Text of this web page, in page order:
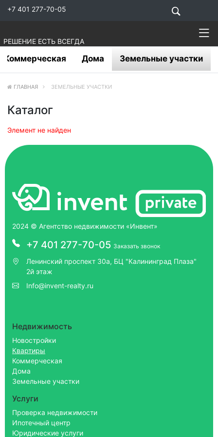
+7 401 277-70-05
РЕШЕНИЕ ЕСТЬ ВСЕГДА
Коммерческая Дома Земельные участки
ГЛАВНАЯ ЗЕМЕЛЬНЫЕ УЧАСТКИ
Каталог
Элемент не найден
2024 © Агентство недвижимости «Инвент»
+7 401 277-70-05 Заказать звонок
Ленинский проспект 30а, БЦ "Калининград Плаза"
2й этаж
Info@invent-realty.ru
Недвижимость
Новостройки
Квартиры
Коммерческая
Дома
Земельные участки
Услуги
Проверка недвижимости
Ипотечный центр
Юридические услуги